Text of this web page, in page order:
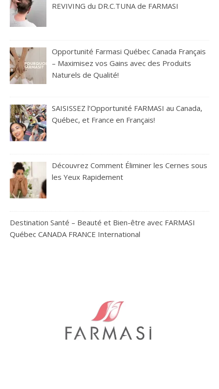
REVIVING du DR.C.TUNA de FARMASI
Opportunité Farmasi Québec Canada Français
– Maximisez vos Gains avec des Produits
Naturels de Qualité!
SAISISSEZ l’Opportunité FARMASI au Canada,
Québec, et France en Français!
Découvrez Comment Éliminer les Cernes sous
les Yeux Rapidement
Destination Santé – Beauté et Bien-être avec FARMASI
Québec CANADA FRANCE International